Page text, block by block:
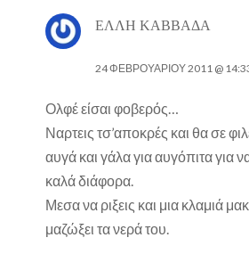
ΈΛΛΗ ΚΑΒΒΑΔΆ
24 ΦΕΒΡΟΥΑΡΊΟΥ 2011 @
Ολφέ είσαι φοβερός…
Ναρτεις τσ’αποκρές και θα σε
αυγά και γάλα για αυγόπιτα για
καλά διάφορα.
Μεσα να ριξεις και μια κλαμιά
μαζώξει τα νερά του.